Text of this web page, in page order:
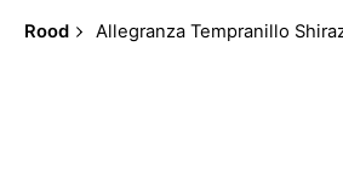
Rood Allegranza Tempranillo